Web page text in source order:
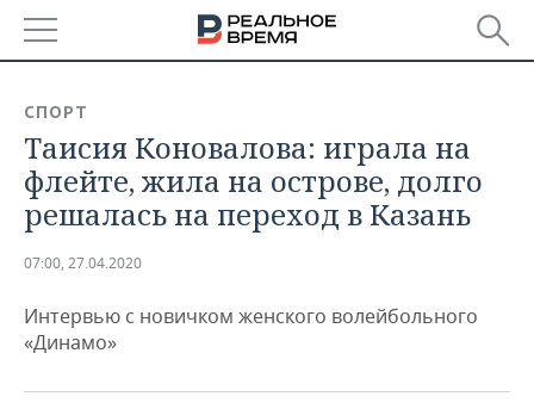
БАШКОРТОСТАН
ТАТАРСТАН
НОВОСТИ
АНАЛИТИКА
ДЕКЛАРАЦИИ О ДОХОДАХ
КОРОЛИ ГОСЗАКАЗА ПФО
НОВОСТИ ЭКОНОМИКИ
ФИНАНСЫ
ПРОМЫШЛЕННОСТЬ
НОВОСТИ
НЕДВИЖИМОСТЬ
СПОРТ
Таисия Коновалова: играла на
флейте, жила на острове, долго
решалась на переход в Казань
07:00, 27.04.2020
Интервью с новичком женского волейбольного
«Динамо»